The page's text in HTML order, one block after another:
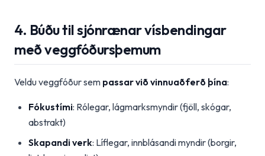
4. Búðu til sjónrænar vísbendingar
með veggfóðursþemum
Veldu veggfóður sem passar við vinnuaðferð þína:
Fókustími: Rólegar, lágmarksmyndir (fjöll, skógar,
abstrakt)
Skapandi verk: Líflegar, innblásandi myndir (borgir,